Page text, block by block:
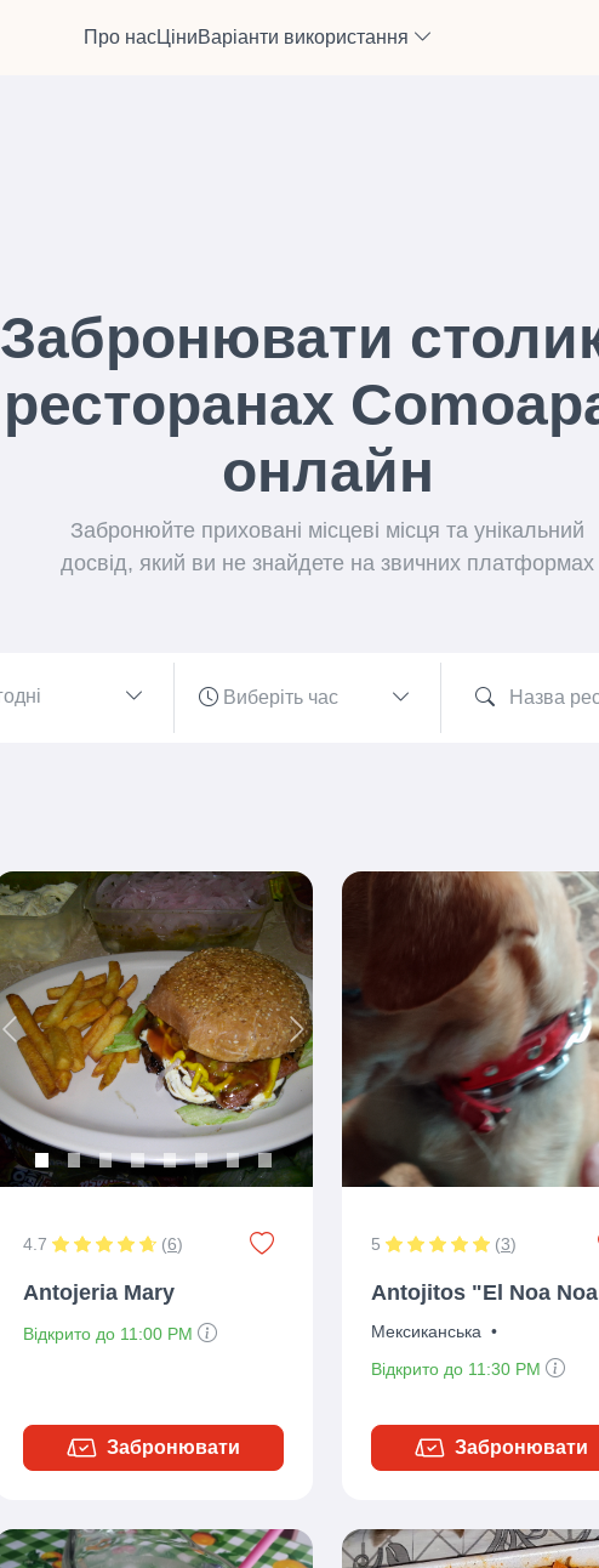
Про насЦіниВаріанти використання
Забронювати
ресторанах
онлайн
Забронюйте приховані місцеві місця та унікальний
досвід, який ви не знайдете на звичних платформах
Previous Next
4.7 (6)
Antojeria Mary
Відкрито до 11:00 PM
Забронювати
5 (3)
Antojitos "El Noa
Мексиканська •
Відкрито до 11:30 PM
Забронювати